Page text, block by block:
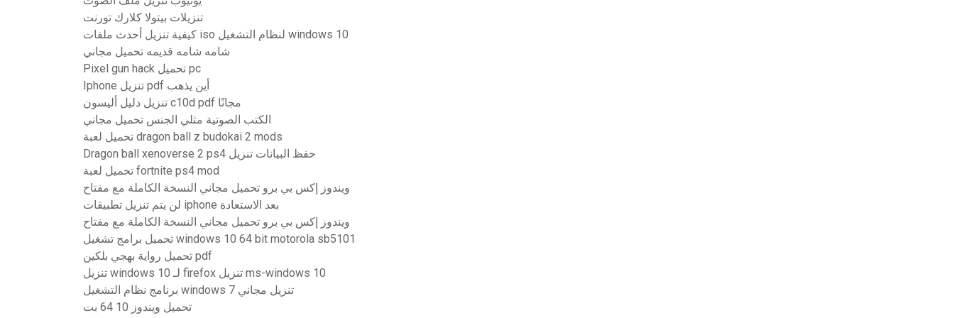
تنزيلات بيتولا كلارك تورنت
كيفية تنزيل أحدث ملفات iso لنظام التشغيل windows 10
شامه شامه قديمه تحميل مجاني
Pixel gun hack تحميل pc
Iphone تنزيل pdf أين يذهب
تنزيل دليل أليسون c10d pdf مجانًا
الكتب الصوتية مثلي الجنس تحميل مجاني
تحميل لعبة dragon ball z budokai 2 mods
Dragon ball xenoverse 2 ps4 حفظ البيانات تنزيل
تحميل لعبة fortnite ps4 mod
ويندوز إكس بي برو تحميل مجاني النسخة الكاملة مع مفتاح
لن يتم تنزيل تطبيقات iphone بعد الاستعادة
ويندوز إكس بي برو تحميل مجاني النسخة الكاملة مع مفتاح
تحميل برامج تشغيل windows 10 64 bit motorola sb5101
تحميل رواية بهجي بلكين pdf
تنزيل windows 10 لـ firefox تنزيل ms-windows 10
برنامج نظام التشغيل windows 7 تنزيل مجاني
تحميل ويندوز 10 64 بت